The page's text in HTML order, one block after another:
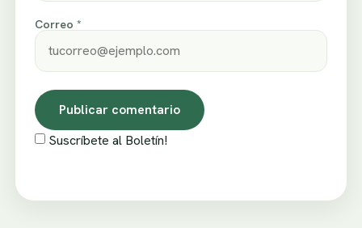
Correo *
Suscríbete al Boletín!